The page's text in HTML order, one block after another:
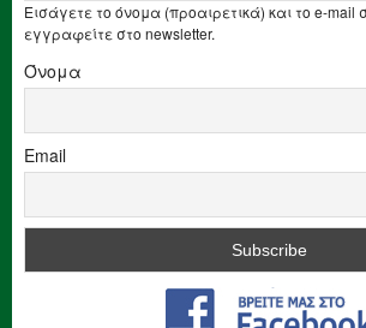
Εισάγετε το όνομα (προαιρετικά) και το e-mail
εγγραφείτε στο newsletter.
Όνομα
Email